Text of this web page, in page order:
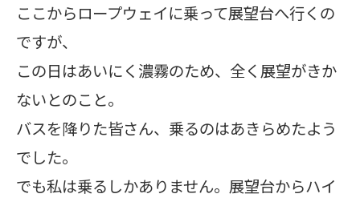
ここからロープウェイに乗って展望台へ行くの
ですが、
この日はあいにく濃霧のため、全く展望がきか
ないとのこと。
バスを降りた皆さん、乗るのはあきらめたよう
でした。
でも私は乗るしかありません。展望台からハイ